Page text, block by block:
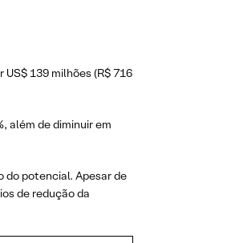
139 milhões (R$ 716
além de diminuir em
do potencial. Apesar de
de redução da